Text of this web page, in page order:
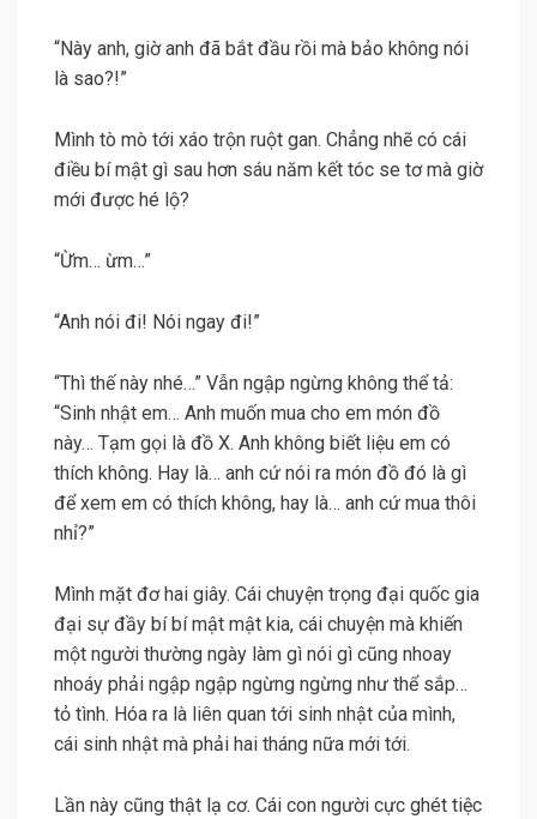
“Này anh, giờ anh đã bắt đầu rồi mà bảo không nói
là sao?!”
Mình tò mò tới xáo trộn ruột gan. Chẳng nhẽ có cái
điều bí mật gì sau hơn sáu năm kết tóc se tơ mà giờ
mới được hé lộ?
“Ừm… ừm…”
“Anh nói đi! Nói ngay đi!”
“Thì thế này nhé…” Vẫn ngập ngừng không thể tả:
“Sinh nhật em… Anh muốn mua cho em món đồ
này… Tạm gọi là đồ X. Anh không biết liệu em có
thích không. Hay là… anh cứ nói ra món đồ đó là gì
để xem em có thích không, hay là… anh cứ mua thôi
nhỉ?”
Mình mặt đơ hai giây. Cái chuyện trọng đại quốc gia
đại sự đầy bí bí mật mật kia, cái chuyện mà khiến
một người thường ngày làm gì nói gì cũng nhoay
nhoáy phải ngập ngập ngừng ngừng như thể sắp…
tỏ tình. Hóa ra là liên quan tới sinh nhật của mình,
cái sinh nhật mà phải hai tháng nữa mới tới.
Lần này cũng thật lạ cơ. Cái con người cực ghét tiệc